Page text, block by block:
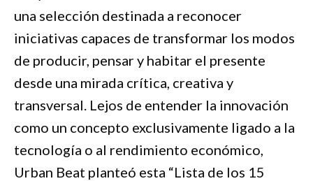
una selección destinada a reconocer
iniciativas capaces de transformar los modos
de producir, pensar y habitar el presente
desde una mirada crítica, creativa y
transversal. Lejos de entender la innovación
como un concepto exclusivamente ligado a la
tecnología o al rendimiento económico,
Urban Beat planteó esta “Lista de los 15